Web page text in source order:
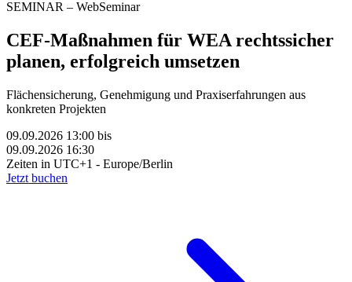
SEMINAR – WebSeminar
CEF-Maßnahmen für WEA rechtssicher
planen, erfolgreich umsetzen
Flächensicherung, Genehmigung und Praxiserfahrungen aus
konkreten Projekten
09.09.2026 13:00 bis
09.09.2026 16:30
Zeiten in UTC+1 - Europe/Berlin
Jetzt buchen